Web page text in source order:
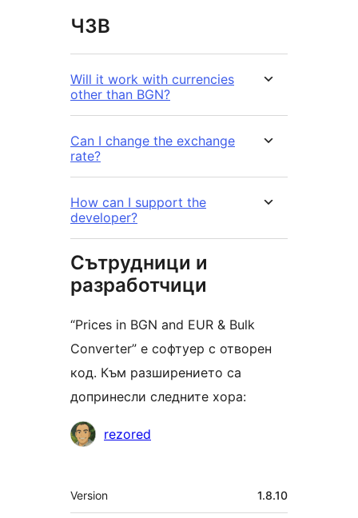
ЧЗВ
Will it work with currencies
other than BGN?
Can I change the exchange
rate?
How can I support the
developer?
Сътрудници и
разработчици
“Prices in BGN and EUR & Bulk
Converter” е софтуер с отворен
код. Към разширението са
допринесли следните хора:
Сътрудници
rezored
Мета
Version 1.8.10